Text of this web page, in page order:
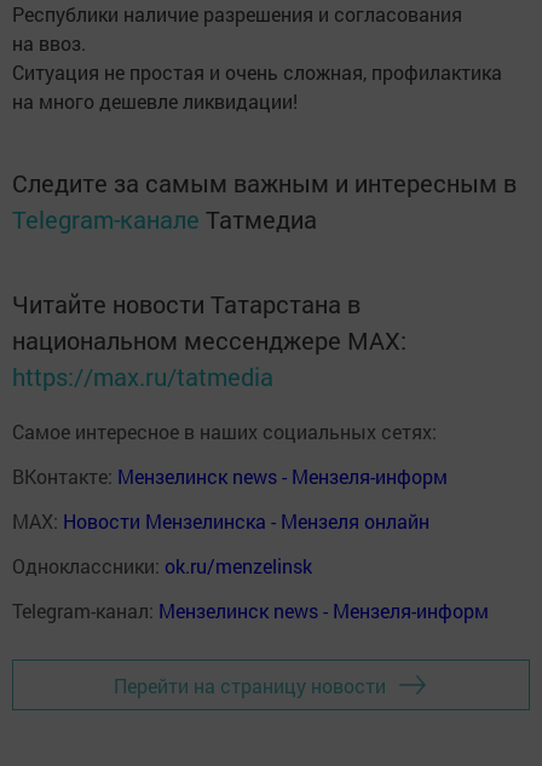
Республики наличие разрешения и согласования
на ввоз.
Ситуация не простая и очень сложная, профилактика
на много дешевле ликвидации!
Следите за самым важным и интересным в
Telegram-канале Татмедиа
Читайте новости Татарстана в
национальном мессенджере MАХ:
https://max.ru/tatmedia
Самое интересное в наших социальных сетях:
ВКонтакте: Мензелинск news - Мензеля-информ
MAX: Новости Мензелинска - Мензеля онлайн
Одноклассники: ok.ru/menzelinsk
Telegram-канал: Мензелинск news - Мензеля-информ
Перейти на страницу новости